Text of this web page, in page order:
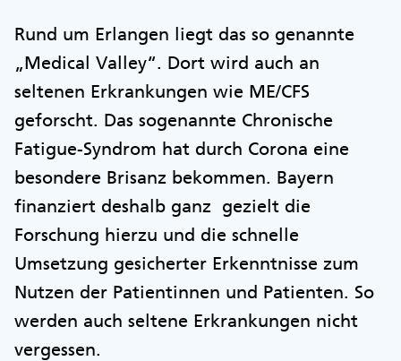
Rund um Erlangen liegt das so genannte
„Medical Valley“. Dort wird auch an
seltenen Erkrankungen wie ME/CFS
geforscht. Das sogenannte Chronische
Fatigue-Syndrom hat durch Corona eine
besondere Brisanz bekommen. Bayern
finanziert deshalb ganz gezielt die
Forschung hierzu und die schnelle
Umsetzung gesicherter Erkenntnisse zum
Nutzen der Patientinnen und Patienten. So
werden auch seltene Erkrankungen nicht
vergessen.